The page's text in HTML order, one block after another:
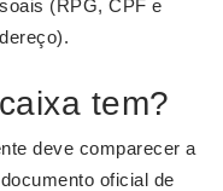
(RPG, CPF e
tem?
deve comparecer a
oficial de